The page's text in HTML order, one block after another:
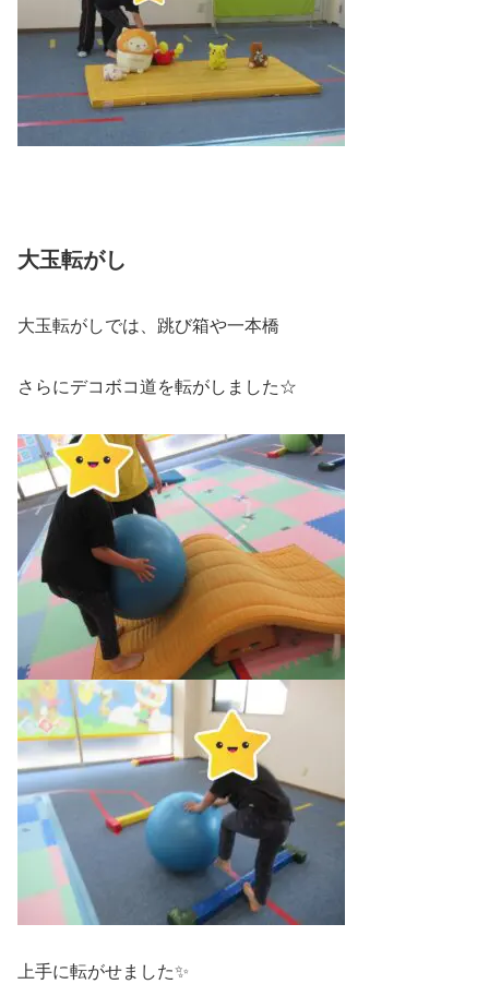
大玉転がし
大玉転がしでは、跳び箱や一本橋
さらにデコボコ道を転がしました☆
上手に転がせました✨